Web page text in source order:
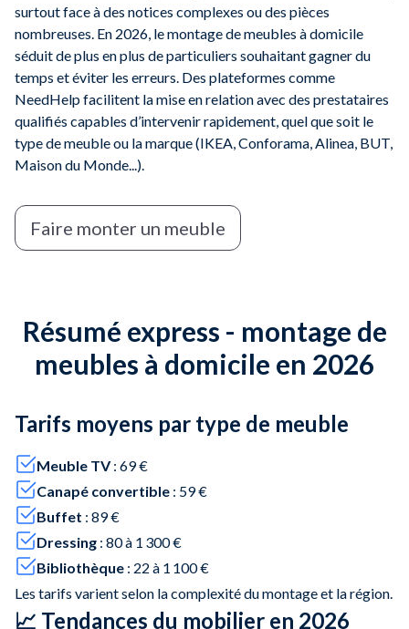
surtout face à des notices complexes ou des pièces
nombreuses. En 2026, le montage de meubles à domicile
séduit de plus en plus de particuliers souhaitant gagner du
temps et éviter les erreurs. Des plateformes comme
NeedHelp facilitent la mise en relation avec des prestataires
qualifiés capables d’intervenir rapidement, quel que soit le
type de meuble ou la marque (IKEA, Conforama, Alinea, BUT,
Maison du Monde...).
Faire monter un meuble
Résumé express - montage de
meubles à domicile en 2026
Tarifs moyens par type de meuble
Meuble TV: 69 €
Canapé convertible : 59 €
Buffet : 89 €
Dressing : 80 à 1 300 €
Bibliothèque : 22 à 1 100 €
Les tarifs varient selon la complexité du montage et la région.
📈 Tendances du mobilier en 2026